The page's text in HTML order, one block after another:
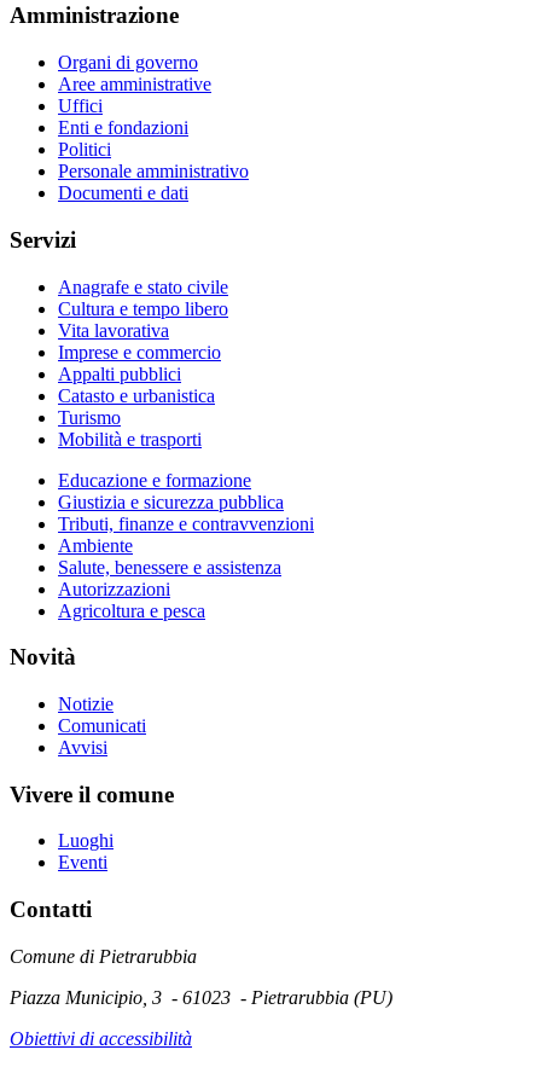
Amministrazione
Organi di governo
Aree amministrative
Uffici
Enti e fondazioni
Politici
Personale amministrativo
Documenti e dati
Servizi
Anagrafe e stato civile
Cultura e tempo libero
Vita lavorativa
Imprese e commercio
Appalti pubblici
Catasto e urbanistica
Turismo
Mobilità e trasporti
Educazione e formazione
Giustizia e sicurezza pubblica
Tributi, finanze e contravvenzioni
Ambiente
Salute, benessere e assistenza
Autorizzazioni
Agricoltura e pesca
Novità
Notizie
Comunicati
Avvisi
Vivere il comune
Luoghi
Eventi
Contatti
Comune di Pietrarubbia
Piazza Municipio, 3 - 61023 - Pietrarubbia (PU)
Obiettivi di accessibilità